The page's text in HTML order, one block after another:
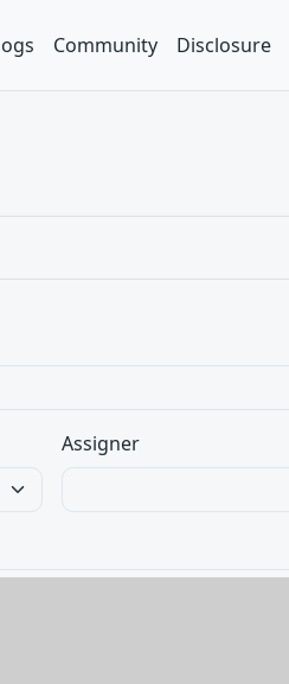
Community Disclosure
Assigner